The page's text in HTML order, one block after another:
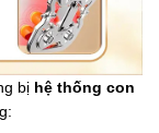
bị hệ thống con